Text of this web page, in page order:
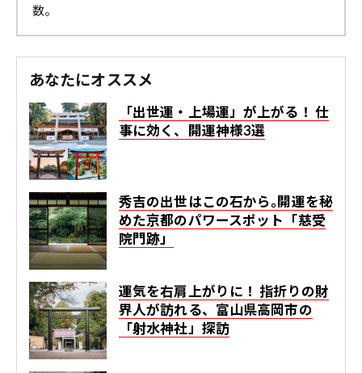
数。
あなたにオススメ
「出世運・上場運」が上がる！ 仕
事に効く、開運神様3選
秀吉の出世はこの石から｡開運を秘
めた京都のパワースポット「慈受
院門跡」
運気を右肩上がりに！ 指折りの財
界人が訪れる、富山県高岡市の
「射水神社」探訪